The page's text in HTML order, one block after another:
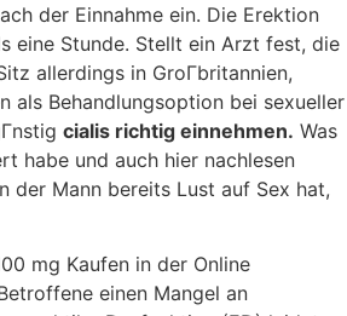
der Einnahme ein. Die Erektion
eine Stunde. Stellt ein Arzt fest, die
allerdings in GroГbritannien,
als Behandlungsoption bei sexueller
cialis richtig einnehmen. Was
habe und auch hier nachlesen
der Mann bereits Lust auf Sex hat,
mg Kaufen in der Online
einen Mangel an